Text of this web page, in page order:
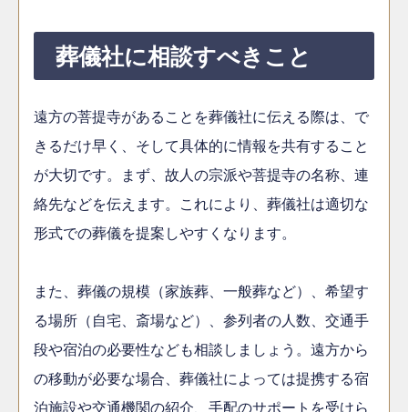
葬儀社に相談すべきこと
遠方の菩提寺があることを葬儀社に伝える際は、で
きるだけ早く、そして具体的に情報を共有すること
が大切です。まず、故人の宗派や菩提寺の名称、連
絡先などを伝えます。これにより、葬儀社は適切な
形式での葬儀を提案しやすくなります。
また、葬儀の規模（家族葬、一般葬など）、希望す
る場所（自宅、斎場など）、参列者の人数、交通手
段や宿泊の必要性なども相談しましょう。遠方から
の移動が必要な場合、葬儀社によっては提携する宿
泊施設や交通機関の紹介、手配のサポートを受けら